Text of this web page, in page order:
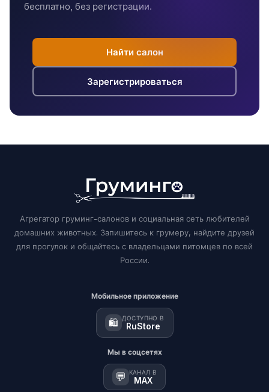
бесплатно, без регистрации.
Найти салон
Зарегистрироваться
Агрегатор груминг-салонов и социальная сеть любителей
домашних животных. Запишитесь к грумеру, найдите друзей
для прогулок и общайтесь с владельцами питомцев по всей
России.
Мобильное приложение
🛍️ ДОСТУПНО В
RuStore
Мы в соцсетях
💬 КАНАЛ В
MAX